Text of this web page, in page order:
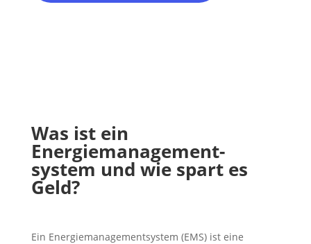
Was ist ein
Energiemanagement-
system und wie spart es
Geld?
Ein Energiemanagementsystem (EMS) ist eine